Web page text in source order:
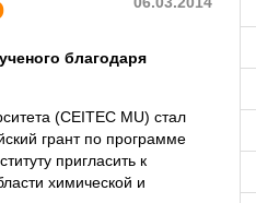
благодаря
(CEITEC MU) стал
грант по программе
пригласить к
химической и